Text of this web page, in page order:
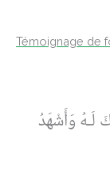
Témoignage de
لَـهُ وَأَشْهَدُ